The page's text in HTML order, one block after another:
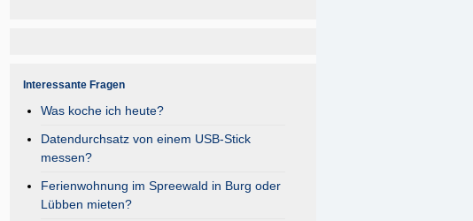
Interessante Fragen
Was koche ich heute?
Datendurchsatz von einem USB-Stick
messen?
Ferienwohnung im Spreewald in Burg oder
Lübben mieten?